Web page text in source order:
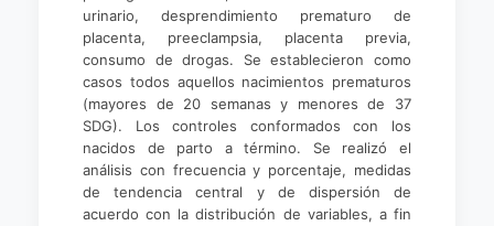
urinario, desprendimiento prematuro de
placenta, preeclampsia, placenta previa,
consumo de drogas. Se establecieron como
casos todos aquellos nacimientos prematuros
(mayores de 20 semanas y menores de 37
SDG). Los controles conformados con los
nacidos de parto a término. Se realizó el
análisis con frecuencia y porcentaje, medidas
de tendencia central y de dispersión de
acuerdo con la distribución de variables, a fin